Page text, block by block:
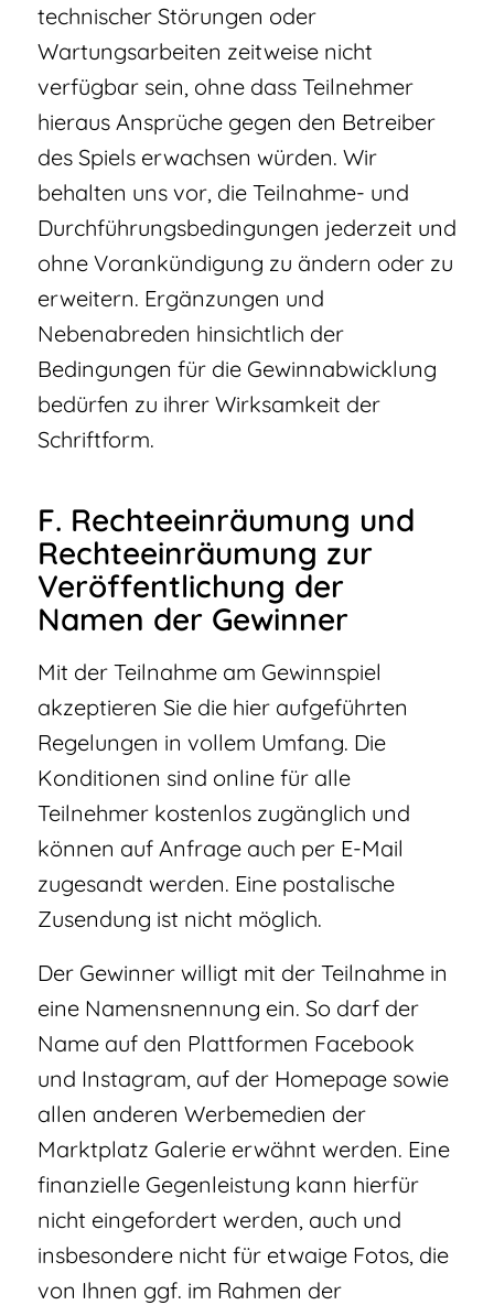
technischer Störungen oder
Wartungsarbeiten zeitweise nicht
verfügbar sein, ohne dass Teilnehmer
hieraus Ansprüche gegen den Betreiber
des Spiels erwachsen würden. Wir
behalten uns vor, die Teilnahme- und
Durchführungsbedingungen jederzeit und
ohne Vorankündigung zu ändern oder zu
erweitern. Ergänzungen und
Nebenabreden hinsichtlich der
Bedingungen für die Gewinnabwicklung
bedürfen zu ihrer Wirksamkeit der
Schriftform.
F. Rechteeinräumung und
Rechteeinräumung zur
Veröffentlichung der
Namen der Gewinner
Mit der Teilnahme am Gewinnspiel
akzeptieren Sie die hier aufgeführten
Regelungen in vollem Umfang. Die
Konditionen sind online für alle
Teilnehmer kostenlos zugänglich und
können auf Anfrage auch per E-Mail
zugesandt werden. Eine postalische
Zusendung ist nicht möglich.
Der Gewinner willigt mit der Teilnahme in
eine Namensnennung ein. So darf der
Name auf den Plattformen Facebook
und Instagram, auf der Homepage sowie
allen anderen Werbemedien der
Marktplatz Galerie erwähnt werden. Eine
finanzielle Gegenleistung kann hierfür
nicht eingefordert werden, auch und
insbesondere nicht für etwaige Fotos, die
von Ihnen ggf. im Rahmen der